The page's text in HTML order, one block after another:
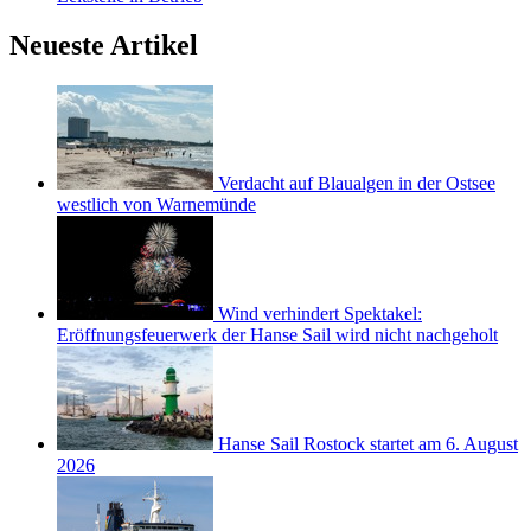
Neueste Artikel
Verdacht auf Blaualgen in der Ostsee
westlich von Warnemünde
Wind verhindert Spektakel:
Eröffnungsfeuerwerk der Hanse Sail wird nicht nachgeholt
Hanse Sail Rostock startet am 6. August
2026